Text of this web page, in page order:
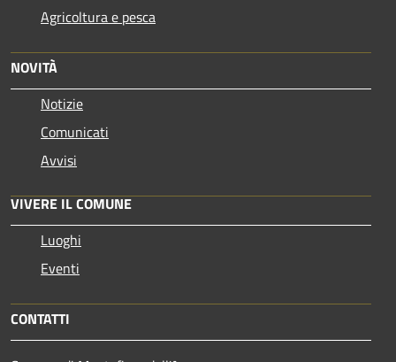
Agricoltura e pesca
NOVITÀ
Notizie
Comunicati
Avvisi
VIVERE IL COMUNE
Luoghi
Eventi
CONTATTI